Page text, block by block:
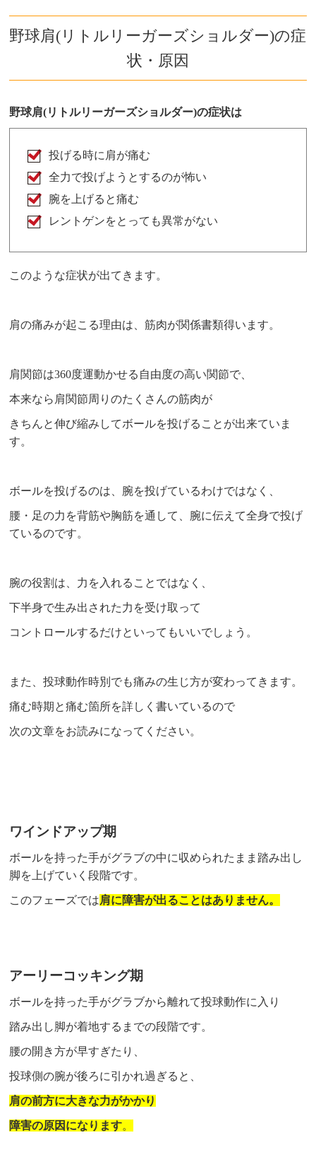
野球肩(リトルリーガーズショルダー)の症
状・原因
野球肩(リトルリーガーズショルダー)の症状は
投げる時に肩が痛む
全力で投げようとするのが怖い
腕を上げると痛む
レントゲンをとっても異常がない
このような症状が出てきます。
肩の痛みが起こる理由は、筋肉が関係書類得います。
肩関節は360度運動かせる自由度の高い関節で、
本来なら肩関節周りのたくさんの筋肉が
きちんと伸び縮みしてボールを投げることが出来ていま
す。
ボールを投げるのは、腕を投げているわけではなく、
腰・足の力を背筋や胸筋を通して、腕に伝えて全身で投げ
ているのです。
腕の役割は、力を入れることではなく、
下半身で生み出された力を受け取って
コントロールするだけといってもいいでしょう。
また、投球動作時別でも痛みの生じ方が変わってきます。
痛む時期と痛む箇所を詳しく書いているので
次の文章をお読みになってください。
ワインドアップ期
ボールを持った手がグラブの中に収められたまま踏み出し
脚を上げていく段階です。
このフェーズでは肩に障害が出ることはありません。
アーリーコッキング期
ボールを持った手がグラブから離れて投球動作に入り
踏み出し脚が着地するまでの段階です。
腰の開き方が早すぎたり、
投球側の腕が後ろに引かれ過ぎると、
肩の前方に大きな力がかかり
障害の原因になります。